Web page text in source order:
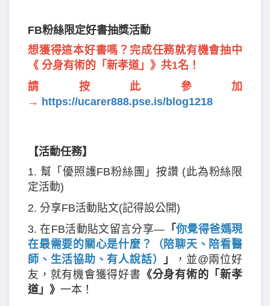
FB粉絲限定好書抽獎活動
想獲得這本好書嗎？完成任務就有機會抽中
《 分身有術的「新孝道」》共1名！
請按此參加
→ https://ucarer888.pse.is/blog1218
【活動任務】
1. 幫「優照護FB粉絲團」按讚 (此為粉絲限
定活動)
2. 分享FB活動貼文(記得設公開)
3. 在FB活動貼文留言分享— 「你覺得爸媽現
在最需要的關心是什麼？（陪聊天、陪看醫
師、生活協助、有人說話）
」
，並@兩位好
友，就有機會獲得好書 《分身有術的「新孝
道」》 一本！